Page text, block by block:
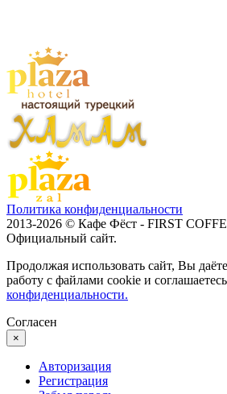
Политика конфиденциальности
2013-2026 © Кафе Фёст - FIRST
Официальный сайт.
Продолжая использовать сайт, Вы
работу с файлами cookie и
конфиденциальности.
Согласен
×
Авторизация
Регистрация